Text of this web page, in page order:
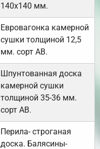
140х140 мм.
Евровагонка камерной
сушки толщиной 12,5
мм. сорт АВ.
Шпунтованная доска
камерной сушки
толщиной 35-36 мм.
сорт АВ.
Перила- строганая
доска. Балясины-